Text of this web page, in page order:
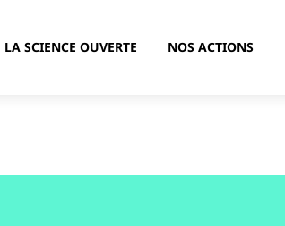
LA SCIENCE OUVERTE NOS ACTIONS